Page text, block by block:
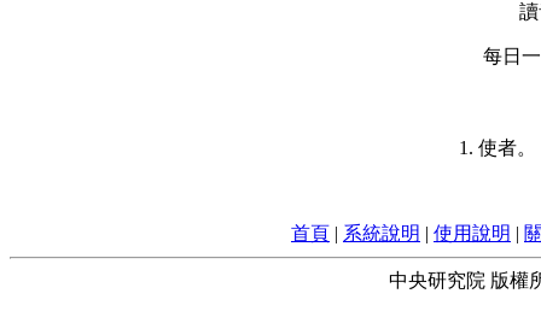
每日
1. 使者
首頁 | 系統說明 | 使用說明 |
中央研究院 版權